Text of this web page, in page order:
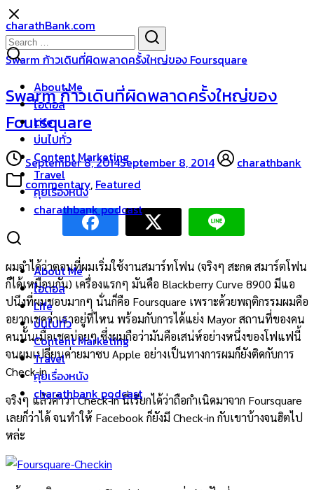
Skip
to
content
charathBank.com
About Me
ไอดอล
Life
บ่นไปทั่ว
Content Marketing
Travel
คุยเรื่องหนัง
charathbank podcast
About Me
ไอดอล
Life
บ่นไปทั่ว
Content Marketing
Travel
คุยเรื่องหนัง
charathbank podcast
Search
for:
Swarm ก้าวเดินที่ผิดพลาดครั้งใหญ่ของ Foursquare
Swarm ก้าวเดินที่ผิดพลาดครั้งใหญ่ของ
Foursquare
September 8, 2014September 8, 2014
charathbank
commentary, Featured
ผมจำได้ว่าตอนที่ผมเริ่มใช้งานสมาร์ทโฟน (จริงๆ สะกด สมาร์ตโฟน
ก็ได้เหมือนกัน) เครื่องแรกๆ มันคือ Blackberry Curve 8900 มีแอ
ปนึงที่ผมชอบมากๆ นั่นก็คือ Foursquare เพราะด้วยพฤติกรรมผมคือ
อยากเชคว่าเราอยู่ที่ไหน พร้อมกับการได้แย่ง Mayor สถานที่ของคน
คนนั้นเมื่อเชคบ่อยๆ ซึ่งผมถือว่ามันคือเสน่ห์อย่างหนึ่งของโฟแฟนี้
จนผมเปลี่ยนค่ายมาซบ Apple อย่างเป็นทางการผมก็ยังติดกับการ
Check-in
จริงๆ แล้วคำว่า Check-in นี่เรียกได้ว่าถือกำเนิดมาจาก Foursquare
เลยก็ว่าได้ จนทำให้ Facebook ก็ยังมี Check-in กับเขาบ้างจนฮิตไป
หล่ะ